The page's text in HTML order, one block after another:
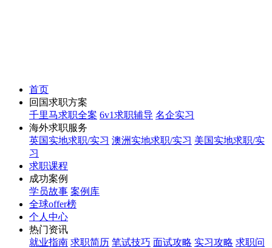
首页
回国求职方案
千里马求职全案 6v1求职辅导 名企实习
海外求职服务
英国实地求职/实习 澳洲实地求职/实习 美国实地求职/实
习
求职课程
成功案例
学员故事 案例库
全球offer榜
个人中心
热门资讯
就业指南 求职简历 笔试技巧 面试攻略 实习攻略 求职问